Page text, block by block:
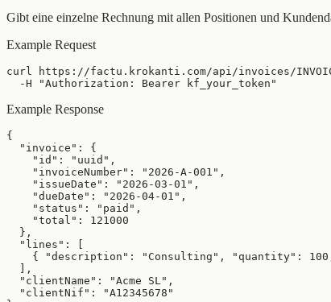
Gibt eine einzelne Rechnung mit allen Positionen und
Example Request
curl https://factu.krokanti.com/api/invoices/
  -H "Authorization: Bearer kf_your_token"
Example Response
{
  "invoice": {
    "id": "uuid",
    "invoiceNumber": "2026-A-001",
    "issueDate": "2026-03-01",
    "dueDate": "2026-04-01",
    "status": "paid",
    "total": 121000
  },
  "lines": [
{ "description": "Consulting", "quantity":
  ],
  "clientName": "Acme SL",
  "clientNif": "A12345678"